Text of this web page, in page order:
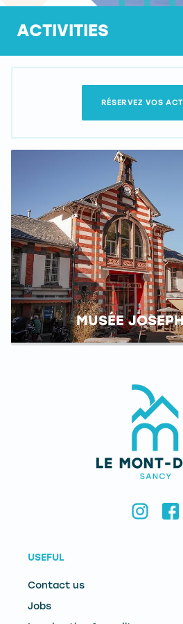
ACTIVITIES
RÉSERVEZ VOS
MUSÉE
USEFUL
Contact us
Jobs